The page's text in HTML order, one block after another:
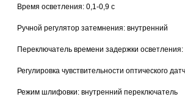
Время осветления: 0,1-0,9 с
Ручной регулятор затемнения: внутренний
Переключатель времени задержки осветления:
Регулировка чувствительности оптического
Режим шлифовки: внутренний переключатель